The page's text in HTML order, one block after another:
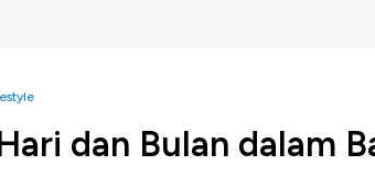
dan Bulan dalam